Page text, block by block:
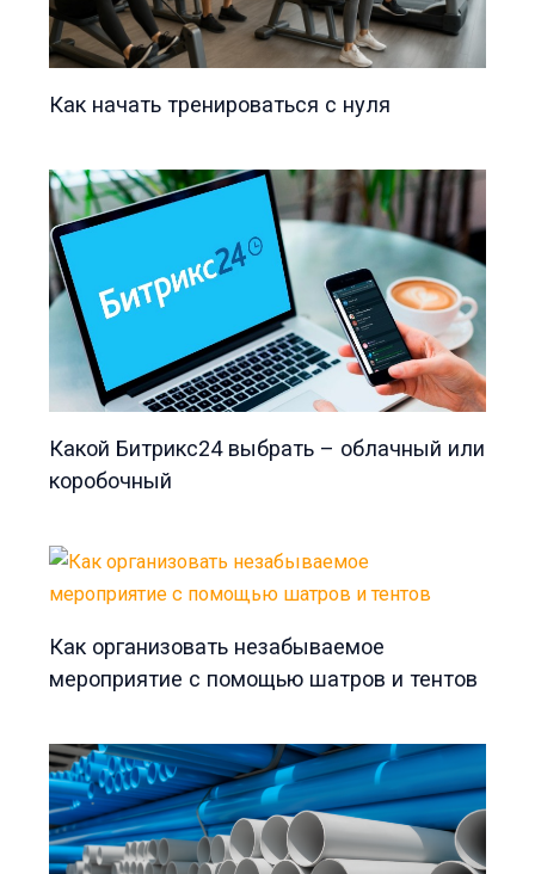
Как начать тренироваться с нуля
Какой Битрикс24 выбрать – облачный или
коробочный
Как организовать незабываемое
мероприятие с помощью шатров и тентов